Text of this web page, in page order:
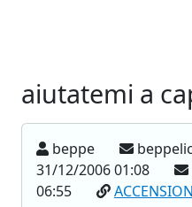
aiutatemi a
beppe
31/12/2006 01:08
06:55